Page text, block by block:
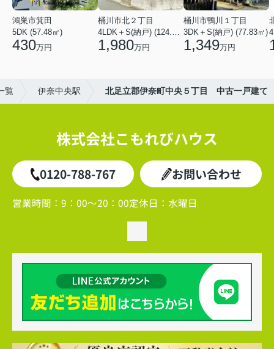
鴻巣市箕田
5DK (57.48㎡)
430万円
桶川市北２丁目
1,980万円
桶川市鴨川１丁目
3DK＋S(納戸) (77.83㎡)
1,349万円
覧 伊奈中央駅 北足立郡伊奈町中央５丁目 中古一戸建て
株式会社こもれびハウス
0120-788-767 お問い合わせ
営業時間： 9：00～20：00定休日： 水曜日